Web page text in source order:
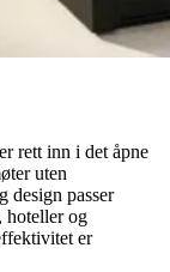
rett inn i det åpne
uten
design passer
hoteller og
er